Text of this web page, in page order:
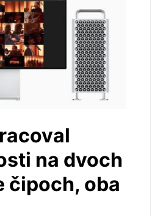
na dvoch
čipoch, oba